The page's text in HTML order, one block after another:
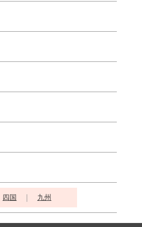
四国 九州